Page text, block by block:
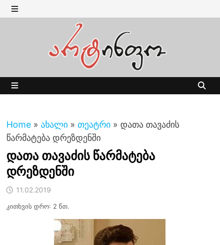
Skip
to MENU
Home » ახალი » თეატრი » დათა თავაძის
წარმატება დრეზდენში
დათა თავაძის წარმატება
დრეზდენში
11.02.2019
კითხვის დრო: 2 წთ.